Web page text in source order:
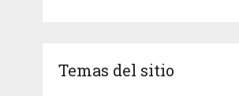
Temas del sitio